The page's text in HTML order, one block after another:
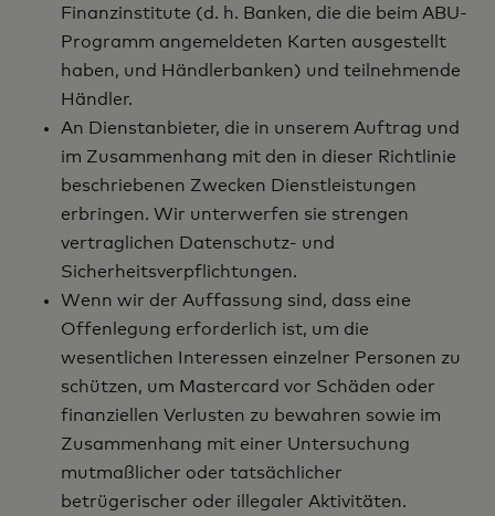
Finanzinstitute (d. h. Banken, die die beim ABU-
Programm angemeldeten Karten ausgestellt
haben, und Händlerbanken) und teilnehmende
Händler.
An Dienstanbieter, die in unserem Auftrag und
im Zusammenhang mit den in dieser Richtlinie
beschriebenen Zwecken Dienstleistungen
erbringen. Wir unterwerfen sie strengen
vertraglichen Datenschutz- und
Sicherheitsverpflichtungen.
Wenn wir der Auffassung sind, dass eine
Offenlegung erforderlich ist, um die
wesentlichen Interessen einzelner Personen zu
schützen, um Mastercard vor Schäden oder
finanziellen Verlusten zu bewahren sowie im
Zusammenhang mit einer Untersuchung
mutmaßlicher oder tatsächlicher
betrügerischer oder illegaler Aktivitäten.